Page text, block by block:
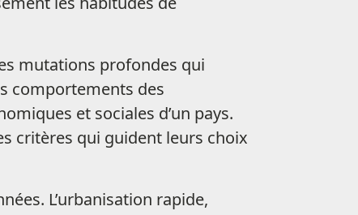
mutations profondes qui
comportements des
et sociales d’un pays.
critères qui guident leurs choix
L’urbanisation rapide,